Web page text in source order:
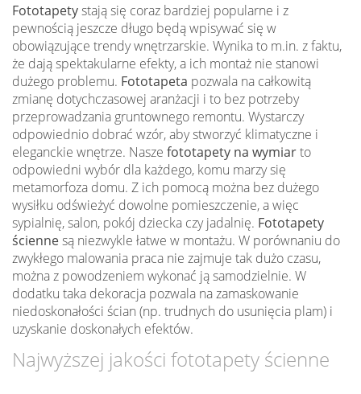
Fototapetystają się coraz bardziej popularne i z
pewnością jeszcze długo będą wpisywać się w
obowiązujące trendy wnętrzarskie. Wynika to m.in. z faktu,
że dają spektakularne efekty, a ich montaż nie stanowi
dużego problemu. Fototapeta pozwala na całkowitą
zmianę dotychczasowej aranżacji i to bez potrzeby
przeprowadzania gruntownego remontu. Wystarczy
odpowiednio dobrać wzór, aby stworzyć klimatyczne i
eleganckie wnętrze. Nasze fototapety na wymiarto
odpowiedni wybór dla każdego, komu marzy się
metamorfoza domu. Z ich pomocą można bez dużego
wysiłku odświeżyć dowolne pomieszczenie, a więc
sypialnię, salon, pokój dziecka czy jadalnię. Fototapety
ściennesą niezwykle łatwe w montażu. W porównaniu do
zwykłego malowania praca nie zajmuje tak dużo czasu,
można z powodzeniem wykonać ją samodzielnie. W
dodatku taka dekoracja pozwala na zamaskowanie
niedoskonałości ścian (np. trudnych do usunięcia plam) i
uzyskanie doskonałych efektów.
Najwyższej jakości fototapety ścienne